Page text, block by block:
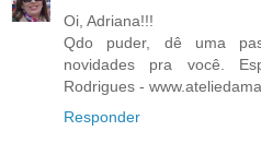
Oi, Adriana!!!
Qdo puder, dê uma
novidades pra você.
Rodrigues -
Responder